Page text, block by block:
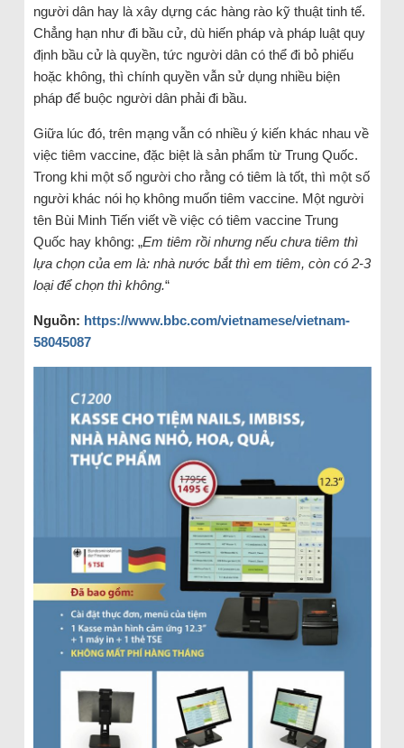
người dân hay là xây dựng các hàng rào kỹ thuật tinh tế.
Chẳng hạn như đi bầu cử, dù hiến pháp và pháp luật quy
định bầu cử là quyền, tức người dân có thể đi bỏ phiếu
hoặc không, thì chính quyền vẫn sử dụng nhiều biện
pháp để buộc người dân phải đi bầu.
Giữa lúc đó, trên mạng vẫn có nhiều ý kiến khác nhau về
việc tiêm vaccine, đặc biệt là sản phẩm từ Trung Quốc.
Trong khi một số người cho rằng có tiêm là tốt, thì một số
người khác nói họ không muốn tiêm vaccine. Một người
tên Bùi Minh Tiến viết về việc có tiêm vaccine Trung
Quốc hay không: „Em tiêm rồi nhưng nếu chưa tiêm thì
lựa chọn của em là: nhà nước bắt thì em tiêm, còn có 2-3
loại để chọn thì không.“
Nguồn: https://www.bbc.com/vietnamese/vietnam-
58045087